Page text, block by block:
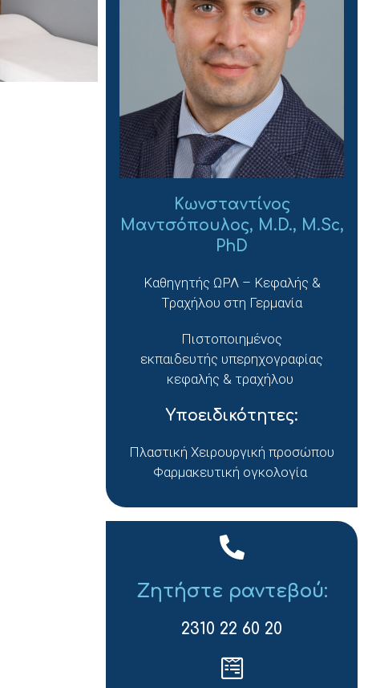
Κωνσταντίνος
Μαντσόπουλος, M.D., M.Sc,
PhD
Καθηγητής ΩΡΛ – Κεφαλής &
Τραχήλου στη Γερμανία
Πιστοποιημένος
εκπαιδευτής υπερηχογραφίας
κεφαλής & τραχήλου
Υποειδικότητες:
Πλαστική Χειρουργική προσώπου
Φαρμακευτική ογκολογία
Ζητήστε ραντεβού:
2310 22 60 20